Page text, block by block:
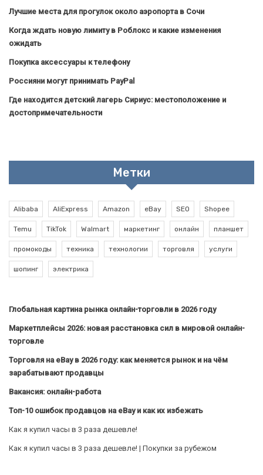
Лучшие места для прогулок около аэропорта в Сочи
Когда ждать новую лимиту в Роблокс и какие изменения
ожидать
Покупка аксессуары к телефону
Россияни могут принимать PayPal
Где находится детский лагерь Сириус: местоположение и
достопримечательности
Метки
Alibaba AliExpress Amazon eBay SEO Shopee
Temu TikTok Walmart маркетинг онлайн планшет
промокоды техника технологии торговля услуги
шопинг электрика
Глобальная картина рынка онлайн-торговли в 2026 году
Маркетплейсы 2026: новая расстановка сил в мировой онлайн-
торговле
Торговля на eBay в 2026 году: как меняется рынок и на чём
зарабатывают продавцы
Вакансия: онлайн-работа
Топ-10 ошибок продавцов на eBay и как их избежать
Как я купил часы в 3 раза дешевле!
Как я купил часы в 3 раза дешевле! | Покупки за рубежом